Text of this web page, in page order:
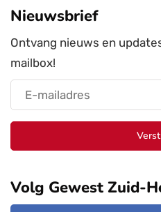
Nieuwsbrief
Ontvang nieuws en
mailbox!
Volg Gewest Zuid-